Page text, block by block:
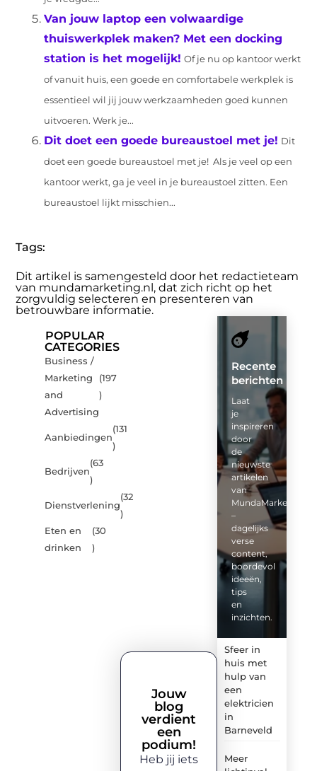
Van jouw laptop een volwaardige
thuiswerkplek maken? Met een docking
station is het mogelijk! Of je nu op kantoor werkt
of vanuit huis, een goede en comfortabele werkplek is
essentieel wil jij jouw werkzaamheden goed kunnen
uitvoeren. Werk je...
Dit doet een goede bureaustoel met je! Dit
doet een goede bureaustoel met je! Als je veel op een
kantoor werkt, ga je veel in je bureaustoel zitten. Een
bureaustoel lijkt misschien...
Tags:
Dit artikel is samengesteld door het redactieteam
van mundamarketing.nl, dat zich richt op het
zorgvuldig selecteren en presenteren van
betrouwbare informatie.
POPULAR
CATEGORIES
Business /
Marketing
and
Advertising
(197
)
Aanbiedingen
(131
)
Bedrijven
(63
)
Dienstverlening
(32
)
Eten en
drinken
(30
)
Recente
berichten
Laat
je
inspireren
door
de
nieuwste
artikelen
van
MundaMarketing.nl
–
dagelijks
verse
content,
boordevol
ideeën,
tips
en
inzichten.
Sfeer in
huis met
hulp van
een
elektricien
in
Barneveld
Meer
Jouw
blog
verdient
een
podium!
Heb jij iets